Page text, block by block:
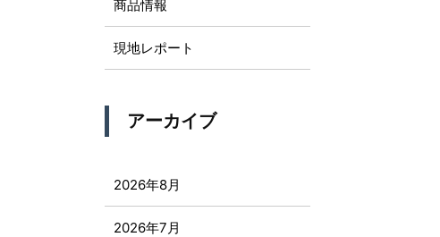
商品情報
現地レポート
アーカイブ
2026年8月
2026年7月